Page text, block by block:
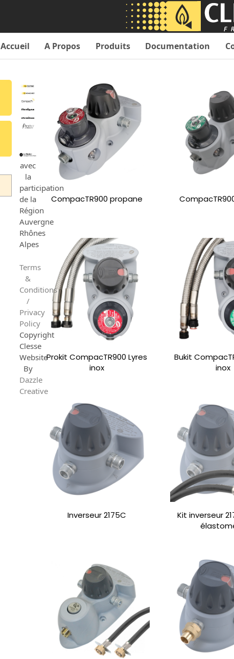
Accueil A Propos Produits Documentation
CompacTR900 propane
Prokit CompacTR900 Lyres
inox
Bukit
inox
Inverseur 2175C
Kit inverseur
avec
la
participation
de la
Région
Auvergne
Rhônes
Alpes
Terms
&
Conditions
/
Privacy
Policy
Copyright
Clesse
Website
By
Dazzle
Creative